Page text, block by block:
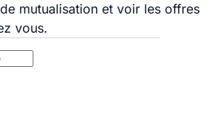
mutualisation et voir les offres
vous.